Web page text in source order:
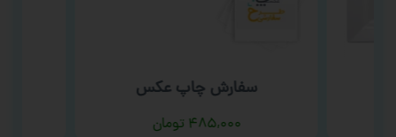
سفارش چاپ عکس
۴۸۵,۰۰۰ تومان